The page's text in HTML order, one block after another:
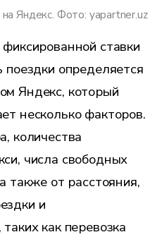
Яндекс. Фото: yapartner.uz
ставки
определяется
Яндекс, который
несколько факторов.
количества
числа свободных
также от расстояния,
и
как перевозка